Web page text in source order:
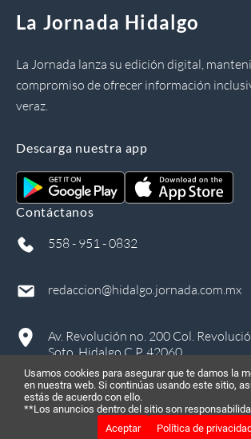
La Jornada Hidalgo
La Jornada lanza su edición digital,
compromiso de ofrecer información
veraz.
Descarga nuestra app
Contáctanos
558 - 951 - 0832
redaccion@hidalgo.jornada.com.mx
Av. Revolución no. 200 Col.
Soto, Hidalgo C.P. 42060
2026, Todos los derechos
Usamos cookies para asegurar que te damos la
en nuestra web. Si continúas usando este sitio,
estás de acuerdo con ello.
**Los anuncios dentro del sitio son
Aceptar
Política de